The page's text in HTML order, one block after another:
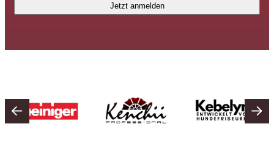
Jetzt anmelden